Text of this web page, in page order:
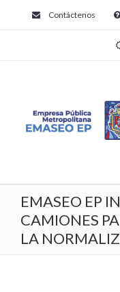
Contáctenos
EMASEO EP
CAMIONES
LA